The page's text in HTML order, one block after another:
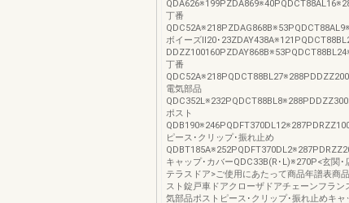
丁番
ボイーズⅡ20･
丁番
電気部品
ポスト
ピース･クリップ･振れ止め
キャップ･カバーQDC33B(R･L)※270P<玄関･
テラスドア>ご使用にあたって商品年譜表商
スト錠戸車ドアクローザドアチェーンフラン
気部品ポストピース･クリップ･振れ止めキャ